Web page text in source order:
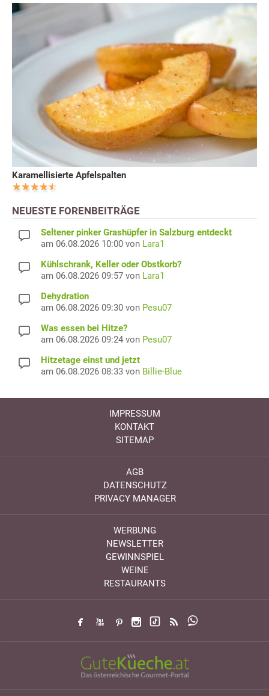
Karamellisierte Apfelspalten
NEUESTE FORENBEITRÄGE
Seltener pinker Grashüpfer in Salzburg entdeckt
am 06.08.2026 10:00 von Lara1
Kühlschrank, Keller oder Obstkorb?
am 06.08.2026 09:57 von Lara1
Dehydration
am 06.08.2026 09:30 von Pesu07
Was essen bei Hitze?
am 06.08.2026 09:24 von Pesu07
Hitzetage einst und jetzt
am 06.08.2026 08:33 von Billie-Blue
IMPRESSUM
KONTAKT
SITEMAP
AGB
DATENSCHUTZ
PRIVACY MANAGER
WERBUNG
NEWSLETTER
GEWINNSPIEL
WEINE
RESTAURANTS